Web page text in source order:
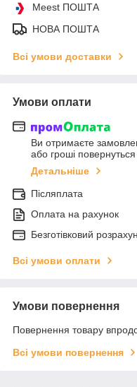
Meest ПОШТА
НОВА ПОШТА
Всі умови доставки
Умови оплати
Ви отримаєте
або гроші
Детальніше
Післяплата
Оплата на рахунок
Безготівковий
Всі умови оплати
Умови повернення
Повернення товару
Всі умови повернення